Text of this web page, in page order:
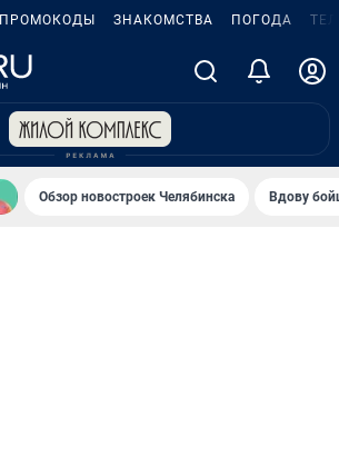
ПРОМОКОДЫ ЗНАКОМСТВА ПОГОДА
Обзор новостроек Челябинска Вдову